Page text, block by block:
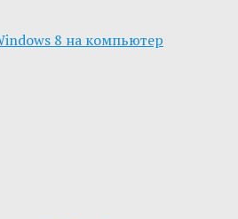
8 на компьютер